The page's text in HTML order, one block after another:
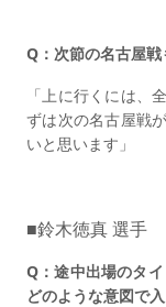
Q：次節の名古屋
「上に行くには、
ずは次の名古屋戦
いと思います」
■鈴木徳真 選手
Q：途中出場のタ
どのような意図で